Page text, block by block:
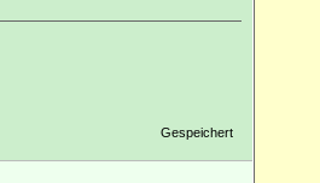
Gespeichert